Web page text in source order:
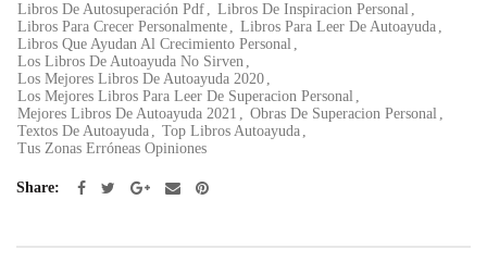
Libros De Autosuperación Pdf , Libros De Inspiracion Personal ,
Libros Para Crecer Personalmente , Libros Para Leer De Autoayuda ,
Libros Que Ayudan Al Crecimiento Personal ,
Los Libros De Autoayuda No Sirven ,
Los Mejores Libros De Autoayuda 2020 ,
Los Mejores Libros Para Leer De Superacion Personal ,
Mejores Libros De Autoayuda 2021 , Obras De Superacion Personal ,
Textos De Autoayuda , Top Libros Autoayuda ,
Tus Zonas Erróneas Opiniones
Share